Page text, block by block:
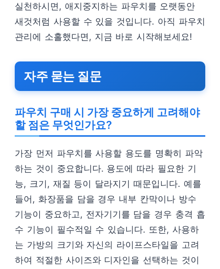
실천하시면, 애지중지하는 파우치를 오랫동안
새것처럼 사용할 수 있을 것입니다. 아직 파우치
관리에 소홀했다면, 지금 바로 시작해보세요!
자주 묻는 질문
파우치 구매 시 가장 중요하게 고려해야
할 점은 무엇인가요?
가장 먼저 파우치를 사용할 용도를 명확히 파악
하는 것이 중요합니다. 용도에 따라 필요한 기
능, 크기, 재질 등이 달라지기 때문입니다. 예를
들어, 화장품을 담을 경우 내부 칸막이나 방수
기능이 중요하고, 전자기기를 담을 경우 충격 흡
수 기능이 필수적일 수 있습니다. 또한, 사용하
는 가방의 크기와 자신의 라이프스타일을 고려
하여 적절한 사이즈와 디자인을 선택하는 것이